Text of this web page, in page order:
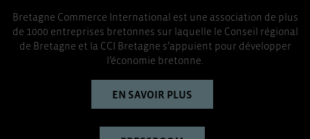
Bretagne Commerce International est une association de plus
de 1000 entreprises bretonnes sur laquelle le Conseil régional
de Bretagne et la CCI Bretagne s’appuient pour développer
l’économie bretonne.
EN SAVOIR PLUS
TOUT ACCEPTER